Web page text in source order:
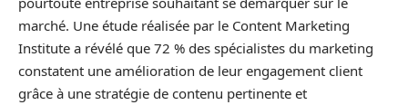
marché. Une étude réalisée par le Content Marketing
Institute a révélé que 72 % des spécialistes du marketing
constatent une amélioration de leur engagement client
grâce à une stratégie de contenu pertinente et